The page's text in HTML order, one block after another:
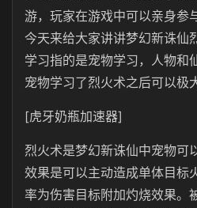
游，玩家在游戏中可以亲身参
今天来给大家讲讲梦幻新诛仙
学习指的是宠物学习，人物和
宠物学习了烈火术之后可以极
[虎牙奶瓶加速器]
烈火术是梦幻新诛仙中宠物可
效果是可以主动造成单体目标
率为伤害目标附加灼烧效果。